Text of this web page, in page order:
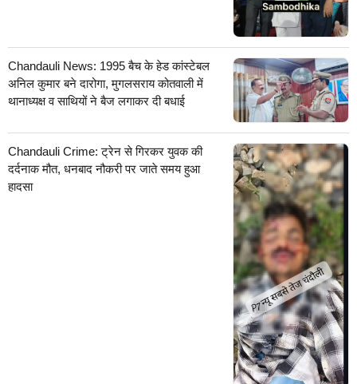
Chandauli News: 1995 बैच के हेड कांस्टेबल
अनिल कुमार बने दारोगा, मुगलसराय कोतवाली में
थानाध्यक्ष व साथियों ने बैज लगाकर दी बधाई
Chandauli Crime: ट्रेन से गिरकर युवक की
दर्दनाक मौत, धनबाद नौकरी पर जाते समय हुआ
हादसा